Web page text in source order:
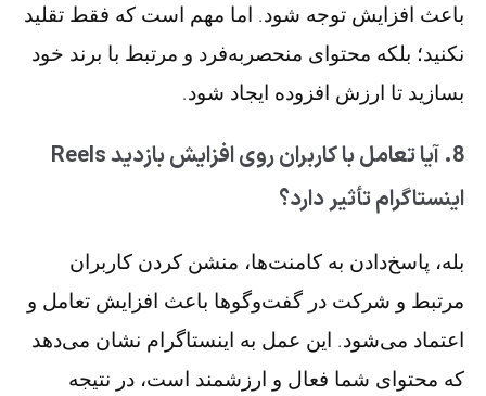
باعث افزایش توجه شود. اما مهم است که فقط تقلید
نکنید؛ بلکه محتوای منحصربه‌فرد و مرتبط با برند خود
بسازید تا ارزش افزوده ایجاد شود.
8. آیا تعامل با کاربران روی افزایش بازدید Reels
اینستاگرام تأثیر دارد؟
بله، پاسخ‌دادن به کامنت‌ها، منشن کردن کاربران
مرتبط و شرکت در گفت‌وگوها باعث افزایش تعامل و
اعتماد می‌شود. این عمل به اینستاگرام نشان می‌دهد
که محتوای شما فعال و ارزشمند است، در نتیجه